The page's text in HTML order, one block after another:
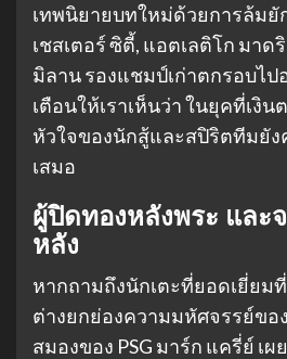
เทพนิยายบทใหม่ด้วยการล้ม
เชสเตอร์ ซิตี้, แอตเลติโก มาด
มิลาน รองแชมป์เก่าตกรอบไป
เตือนให้เราเห็นว่า ในยุคที่เงิ
หัวใจของนักสู้และสปิริตทีมยัง
เสมอ
ผู้ปิดทองหลังพระ และ
หลัง
หากถามถึงนักเตะที่ยอดเยี่ยม
ต่างยกย่องความมหัศจรรย์ของ
สมองของ PSG มาร์ก แครี่ย์ เ